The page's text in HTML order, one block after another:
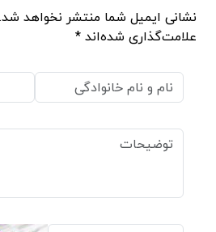
نشانی ایمیل شما منتشر نخواهد
علامت‌گذاری شده‌اند *